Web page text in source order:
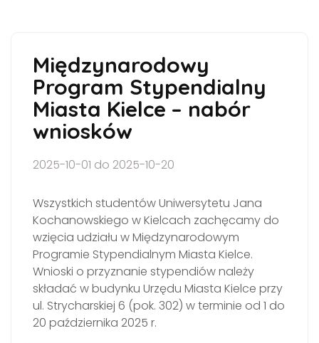
Międzynarodowy
Program Stypendialny
Miasta Kielce – nabór
wniosków
2025-10-01 do 2025-10-20
Wszystkich studentów Uniwersytetu Jana
Kochanowskiego w Kielcach zachęcamy do
wzięcia udziału w Międzynarodowym
Programie Stypendialnym Miasta Kielce.
Wnioski o przyznanie stypendiów należy
składać w budynku Urzędu Miasta Kielce przy
ul. Strycharskiej 6 (pok. 302) w terminie od 1 do
20 października 2025 r.